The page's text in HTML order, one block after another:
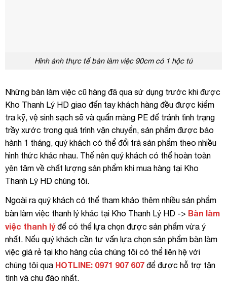
Hình ảnh thực tế bàn làm việc 90cm có 1 hộc tủ
Những bàn làm việc cũ hàng đã qua sử dụng trước khi được
Kho Thanh Lý HD giao đến tay khách hàng đều được kiểm
tra kỹ, vệ sinh sạch sẽ và quấn màng PE để tránh tình trạng
trầy xước trong quá trình vận chuyển, sản phẩm được bảo
hành 1 tháng, quý khách có thể đổi trả sản phẩm theo nhiều
hình thức khác nhau. Thế nên quý khách có thể hoàn toàn
yên tâm về chất lượng sản phẩm khi mua hàng tại Kho
Thanh Lý HD chúng tôi.
Ngoài ra quý khách có thể tham khảo thêm nhiều sản phẩm
bàn làm việc thanh lý khác tại Kho Thanh Lý HD -> Bàn làm
việc thanh lýđể có thể lựa chọn được sản phẩm vừa ý
nhất. Nếu quý khách cần tư vấn lựa chọn sản phẩm bàn làm
việc giá rẻ tại kho hàng của chúng tôi có thể liên hệ với
chúng tôi qua HOTLINE: 0971 907 607 để được hỗ trợ tận
tình và chu đáo nhất.